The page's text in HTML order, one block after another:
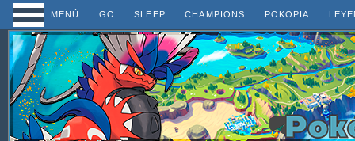
MENÚ GO SLEEP CHAMPIONS POKOPIA